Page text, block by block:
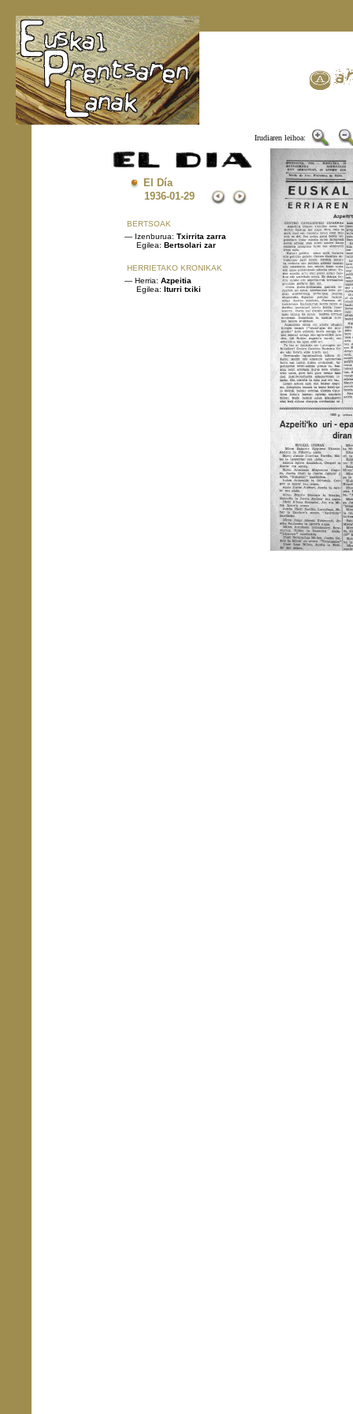
Irudiaren leihoa:
El Día
1936-01-29
BERTSOAK
— Izenburua: Txirrita zarra
Egilea: Bertsolari zar
HERRIETAKO KRONIKAK
— Herria: Azpeitia
Egilea: Iturri txiki